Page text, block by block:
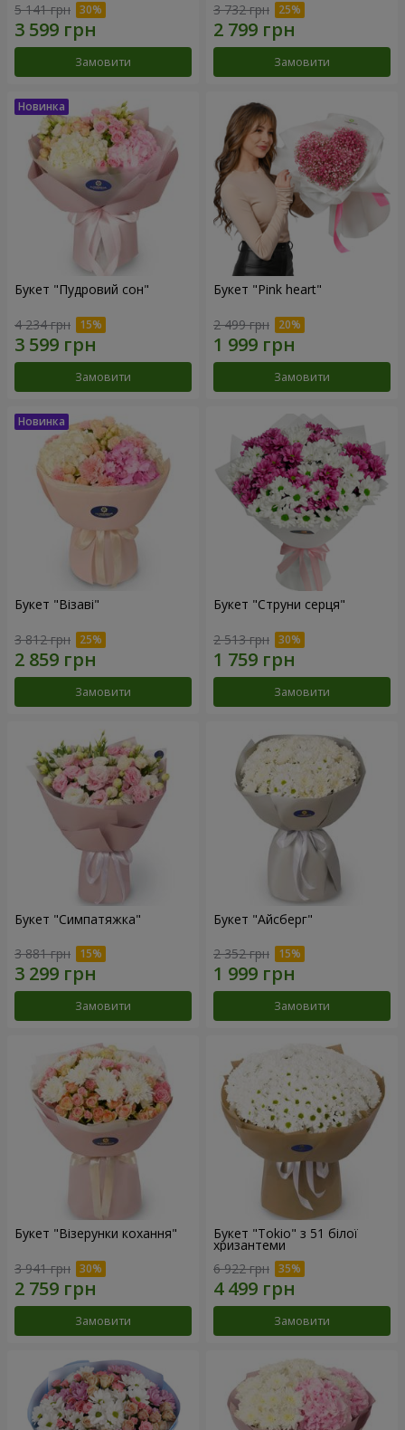
5 141 грн
Замовити
3 732 грн
Замовити
Букет "Пудровий сон"
4 234 грн
Замовити
Букет "Pink heart"
2 499 грн
Замовити
Букет "Візаві"
3 812 грн
Замовити
Букет "Струни серця"
2 513 грн
Замовити
Букет "Симпатяжка"
3 881 грн
Замовити
Букет "Айсберг"
2 352 грн
Замовити
Букет "Візерунки кохання"
3 941 грн
Замовити
Букет "Tokio" з 51 білої
хризантеми
6 922 грн
Замовити